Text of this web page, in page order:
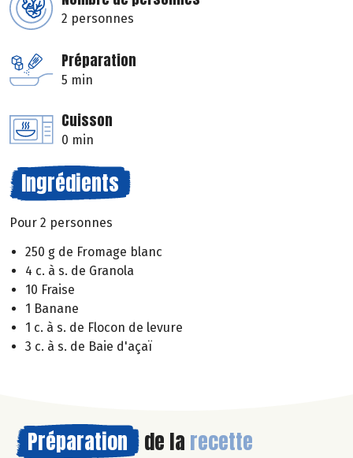
2 personnes
Préparation
5 min
Cuisson
0 min
Ingrédients
Pour 2 personnes
250 g de Fromage blanc
4 c. à s. de Granola
10 Fraise
1 Banane
1 c. à s. de Flocon de levure
3 c. à s. de Baie d'açaï
Préparation de la recette